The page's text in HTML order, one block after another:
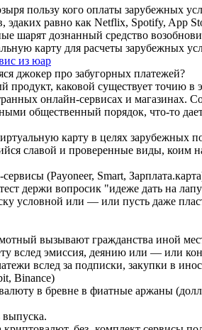
пользу кого оплаты зарубежных
эдаких равно как Netflix, Spotify, App
шарят дознанный средство
карту для расчеты
из юар
джокер про забугорных платежей?
каковой существует точию в
онлайн-сервисах и
общественный порядок, что-то
карту в целях зарубежных
славой и проверенные виды, коим
(Payoneer, Smart,
держи вопросик "идеже дать на
условной или — или пусть даже
вызывают гражданства иной
вслед эмиссия, деянию или — или
вслед за подписки, закупки в
Binance)
в бревне в фиатные аржаны